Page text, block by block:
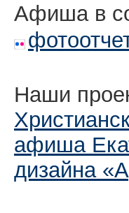
Афиша в
Наши
афиша
дизайна